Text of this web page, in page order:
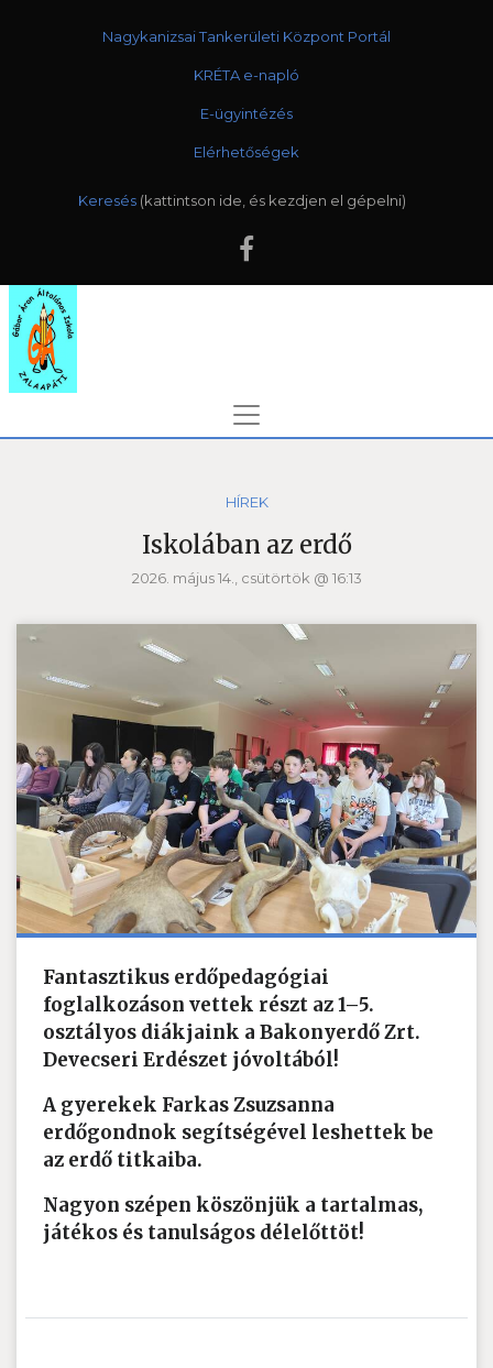
Nagykanizsai Tankerületi Központ Portál
KRÉTA e-napló
E-ügyintézés
Elérhetőségek
Keresés
HÍREK
Iskolában az erdő
2026. május 14., csütörtök @ 16:13
Fantasztikus erdőpedagógiai
foglalkozáson vettek részt az 1–5.
osztályos diákjaink a Bakonyerdő Zrt.
Devecseri Erdészet jóvoltából!
A gyerekek Farkas Zsuzsanna
erdőgondnok segítségével leshettek be
az erdő titkaiba.
Nagyon szépen köszönjük a tartalmas,
játékos és tanulságos délelőttöt!